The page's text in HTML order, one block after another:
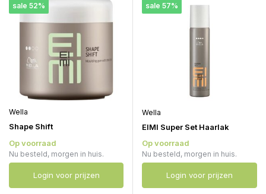
sale 52%
Wella
Shape Shift
Op voorraad
Nu besteld, morgen in huis.
Login voor prijzen
sale 57%
Wella
EIMI Super Set Haarlak
Op voorraad
Nu besteld, morgen in huis.
Login voor prijzen